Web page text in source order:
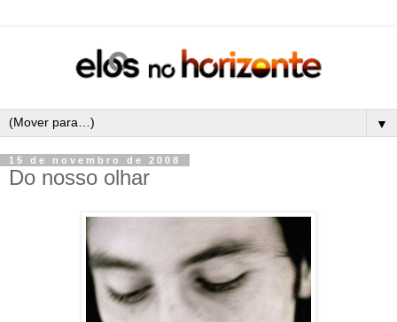
▼
15 de novembro de 2008
Do nosso olhar